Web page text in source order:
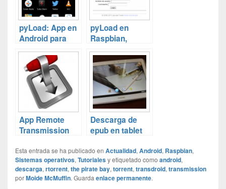
pyLoad: App en
Android para
controlar tus
descargas
pyLoad en
Raspbian,
descarga
directa en tu
RaspberryPi
App Remote
Transmission
Descarga de
epub en tablet
Esta entrada se ha publicado en Actualidad, Android, Raspbian,
Sistemas operativos, Tutorialesy etiquetado como android,
descarga, rtorrent, the pirate bay, torrent, transdroid, transmission
porMoide McMuffin. Guarda enlace permanente.